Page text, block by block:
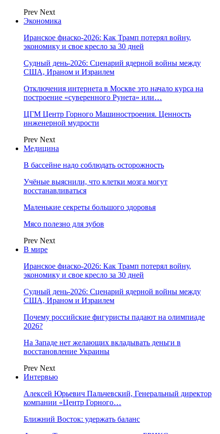
Prev Next
Экономика
Иранское фиаско-2026: Как Трамп потерял войну,
экономику и свое кресло за 30 дней
Судный день-2026: Сценарий ядерной войны между
США, Ираном и Израилем
Отключения интернета в Москве это начало курса на
построение «суверенного Рунета» или…
ЦГМ Центр Горного Машиностроения. Ценность
инженерной мудрости
Prev Next
Медицина
В бассейне надо соблюдать осторожность
Учёные выяснили, что клетки мозга могут
восстанавливаться
Маленькие секреты большого здоровья
Мясо полезно для зубов
Prev Next
В мире
Иранское фиаско-2026: Как Трамп потерял войну,
экономику и свое кресло за 30 дней
Судный день-2026: Сценарий ядерной войны между
США, Ираном и Израилем
Почему российские фигуристы падают на олимпиаде
2026?
На Западе нет желающих вкладывать деньги в
восстановление Украины
Prev Next
Интервью
Алексей Юрьевич Пальчевский, Генеральный директор
компании «Центр Горного…
Ближний Восток: удержать баланс